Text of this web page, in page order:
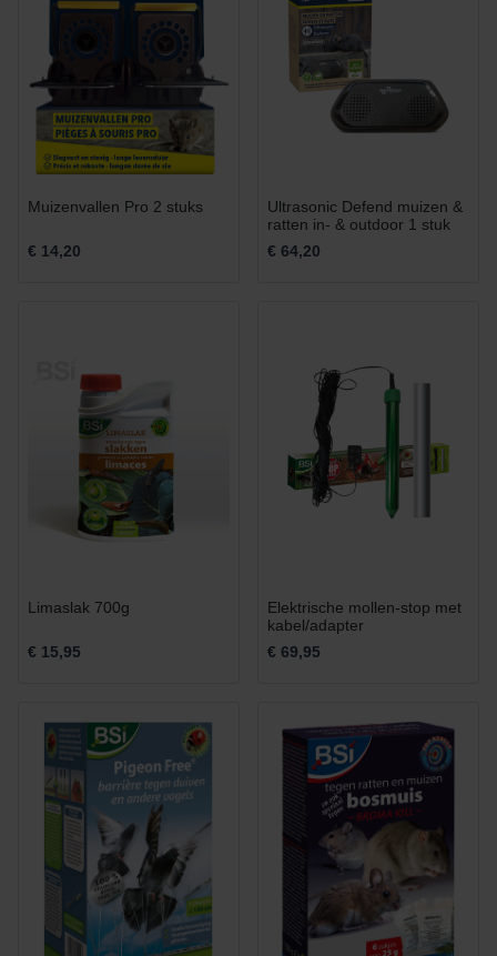
Muizenvallen Pro 2 stuks
€ 14,20
Ultrasonic Defend muizen &
ratten in- & outdoor 1 stuk
€ 64,20
Limaslak 700g
€ 15,95
Elektrische mollen-stop met
kabel/adapter
€ 69,95